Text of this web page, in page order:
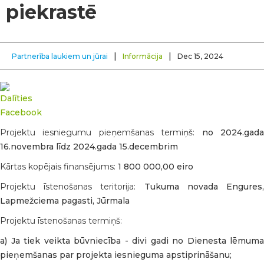
piekrastē
Partnerība laukiem un jūrai | Informācija | Dec 15, 2024
Projektu iesniegumu pieņemšanas termiņš: no 2024.gada
16.novembra līdz 2024.gada 15.decembrim
Kārtas kopējais finansējums: 1 800 000,00 eiro
Projektu īstenošanas teritorija: Tukuma novada Engures,
Lapmežciema pagasti, Jūrmala
Projektu īstenošanas termiņš:
a) Ja tiek veikta būvniecība - divi gadi no Dienesta lēmuma
pieņemšanas par projekta iesnieguma apstiprināšanu;